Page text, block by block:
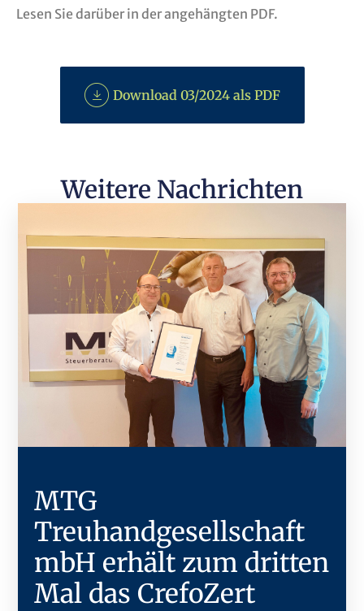
Lesen Sie darüber in der angehängten PDF.
Download 03/2024 als PDF
Weitere Nachrichten
MTG
Treuhandgesellschaft
mbH erhält zum dritten
Mal das CrefoZert